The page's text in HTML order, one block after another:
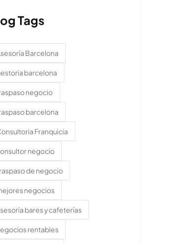
Tags
Barcelona
barcelona
negocio
barcelona
Franquicia
negocio
de negocio
negocios
bares y cafeterías
rentables